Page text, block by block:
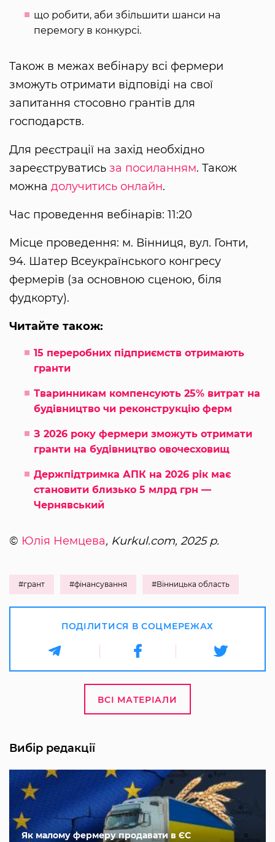
що робити, аби збільшити шанси на
перемогу в конкурсі.
Також в межах вебінару всі фермери
зможуть отримати відповіді на свої
запитання стосовно грантів для
господарств.
Для реєстрації на захід необхідно
зареєструватись за посиланням. Також
можна долучитись онлайн.
Час проведення вебінарів: 11:20
Місце проведення: м. Вінниця, вул. Гонти,
94. Шатер Всеукраїнського конгресу
фермерів (за основною сценою, біля
фудкорту).
Читайте також:
15 переробних підприємств отримають
гранти
Тваринникам компенсують 25% витрат на
будівництво чи реконструкцію ферм
З 2026 року фермери зможуть отримати
гранти на будівництво овочесховищ
Держпідтримка АПК на 2026 рік має
становити близько 5 млрд грн —
Чернявський
© Юлія Немцева, Kurkul.com, 2025 р.
#грант #фінансування #Вінницька область
ПОДІЛИТИСЯ В СОЦМЕРЕЖАХ
ВСІ МАТЕРІАЛИ
Вибір редакції
Як малому фермеру продавати в ЄС